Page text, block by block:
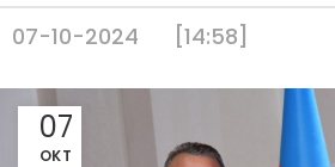
07-10-2024 [14:58]
07
OKT